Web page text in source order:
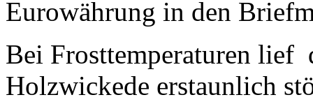
Eurowährung in den
Bei Frosttemperaturen
Holzwickede erstaunlich